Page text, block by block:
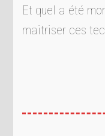
Et quel a été
maitriser ces